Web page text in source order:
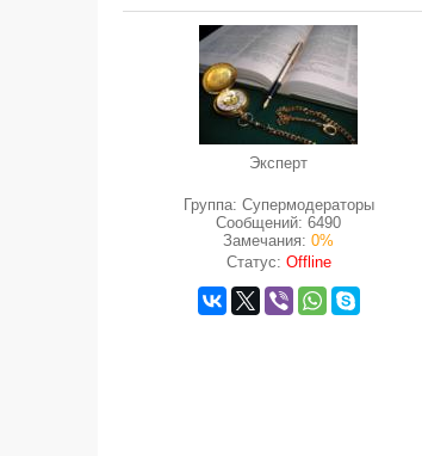
Эксперт
Группа: Супермодераторы
Сообщений: 6490
Замечания: 0%
Статус: Offline